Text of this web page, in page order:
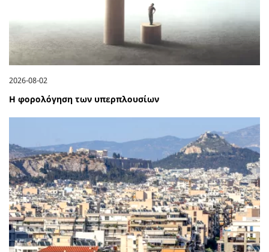
2026-08-02
Η φορολόγηση των υπερπλουσίων